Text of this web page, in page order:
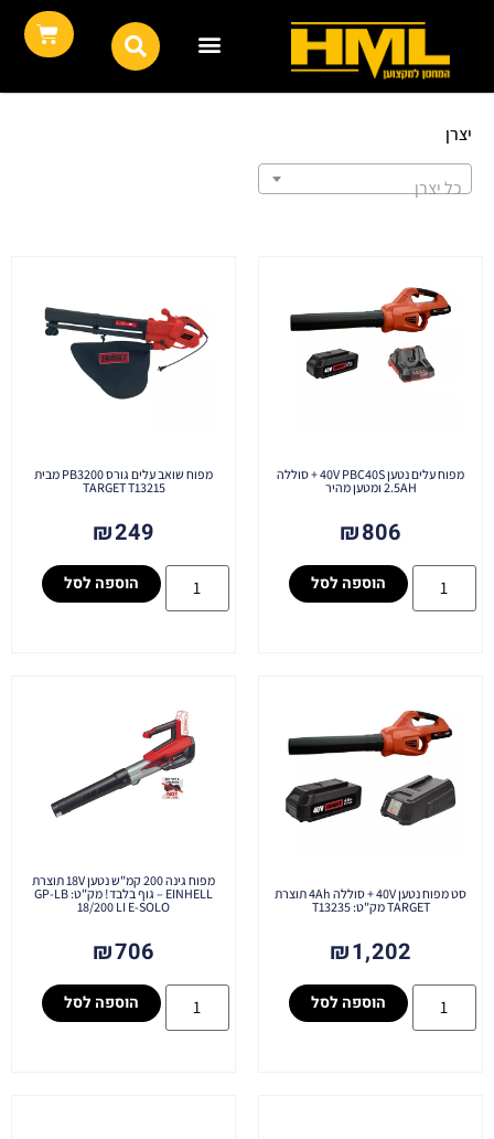
יצרן
כל יצרן
מפוח עלים נטען 40V PBC40S + סוללה
2.5AH ומטען מהיר
₪806
הוספה לסל
מפוח שואב עלים גורס PB3200 מבית
TARGET T13215
₪249
הוספה לסל
סט מפוח נטען 40V + סוללה 4Ah תוצרת
TARGET מק"ט: T13235
₪1,202
הוספה לסל
מפוח גינה 200 קמ"ש נטען 18V תוצרת
EINHELL – גוף בלבד! מק"ט: GP-LB
18/200 LI E-SOLO
₪706
הוספה לסל